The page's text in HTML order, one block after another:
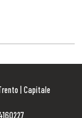
| Capitale